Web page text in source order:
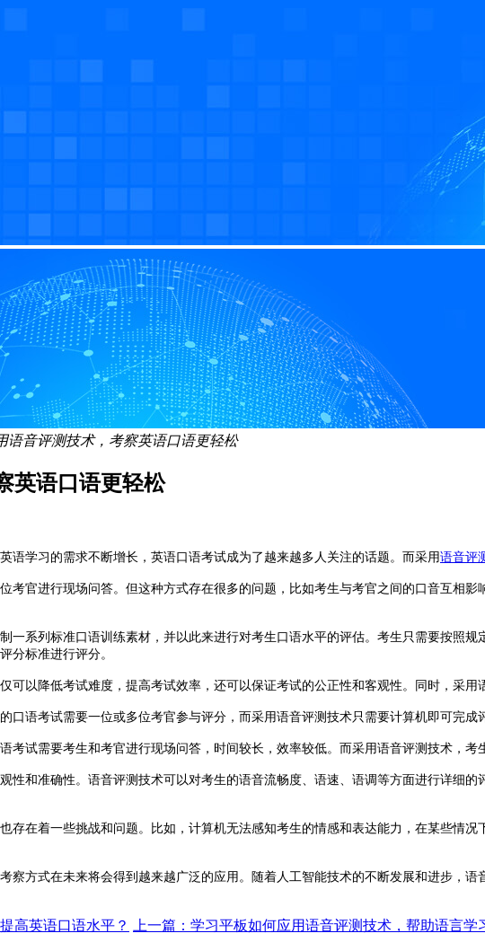
语音评测技术，考察英语口语更轻松
英语口语更轻松
语学习的需求不断增长，英语口语考试成为了越来越多人关注的话题。而采用语音评
考官进行现场问答。但这种方式存在很多的问题，比如考生与考官之间的口音互相
一系列标准口语训练素材，并以此来进行对考生口语水平的评估。考生只需要按照
分标准进行评分。
可以降低考试难度，提高考试效率，还可以保证考试的公正性和客观性。同时，采用
口语考试需要一位或多位考官参与评分，而采用语音评测技术只需要计算机即可完
考试需要考生和考官进行现场问答，时间较长，效率较低。而采用语音评测技术，
性和准确性。语音评测技术可以对考生的语音流畅度、语速、语调等方面进行详细
存在着一些挑战和问题。比如，计算机无法感知考生的情感和表达能力，在某些情
察方式在未来将会得到越来越广泛的应用。随着人工智能技术的不断发展和进步，
高英语口语水平？ 上一篇：学习平板如何应用语音评测技术，帮助语言学